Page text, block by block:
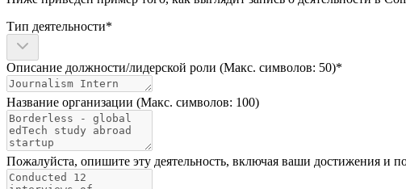
Тип деятельности*
Описание должности/лидерской роли (Макс. символов: 50)*
Название организации (Макс. символов: 100)
Пожалуйста, опишите эту деятельность, включая ваши достижения и